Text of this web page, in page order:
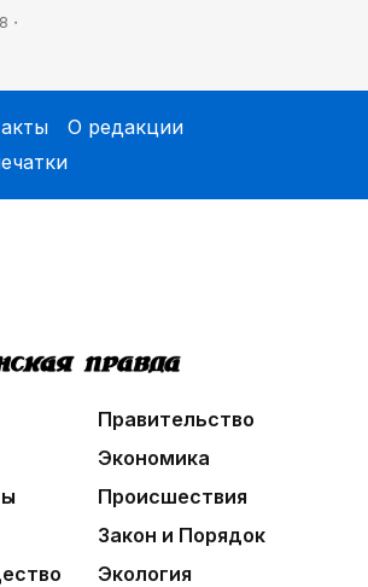
О редакции
Правительство
Экономика
Происшествия
Закон и Порядок
Экология